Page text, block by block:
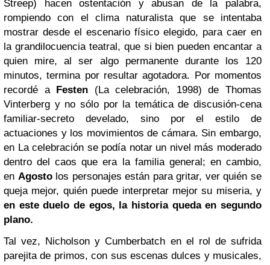
Streep) hacen ostentación y abusan de la palabra,
rompiendo con el clima naturalista que se intentaba
mostrar desde el escenario físico elegido, para caer en
la grandilocuencia teatral, que si bien pueden encantar a
quien mire, al ser algo permanente durante los 120
minutos, termina por resultar agotadora.
Por momentos
recordé a
Festen (La celebración, 1998) de Thomas
Vinterberg y no sólo por la temática de discusión-cena
familiar-secreto develado, sino por el estilo de
actuaciones y los movimientos de cámara. Sin embargo,
en La celebración se podía notar un nivel más moderado
dentro del caos que era la familia general; en cambio,
en Agostolos personajes están para gritar, ver quién se
queja mejor, quién puede interpretar mejor su miseria, y
en este duelo de egos, la historia queda en segundo
plano.
Tal vez, Nicholson y Cumberbatch en el rol de sufrida
parejita de primos, con sus escenas dulces y musicales,